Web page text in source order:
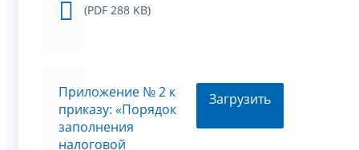
(PDF 288 KB)
Приложение № 2 к
приказу: «Порядок
заполнения
налоговой
Загрузить